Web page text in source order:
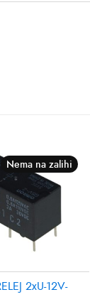
Nema na zalihi
2xU-12V-